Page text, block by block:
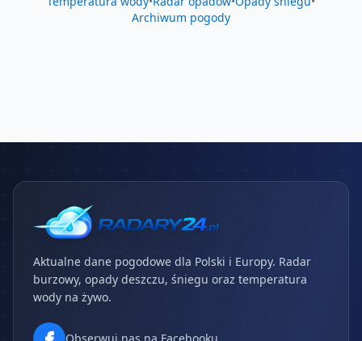
Archiwum pogody
Aktualne dane pogodowe dla Polski i Europy. Radar
burzowy, opady deszczu, śniegu oraz temperatura
wody na żywo.